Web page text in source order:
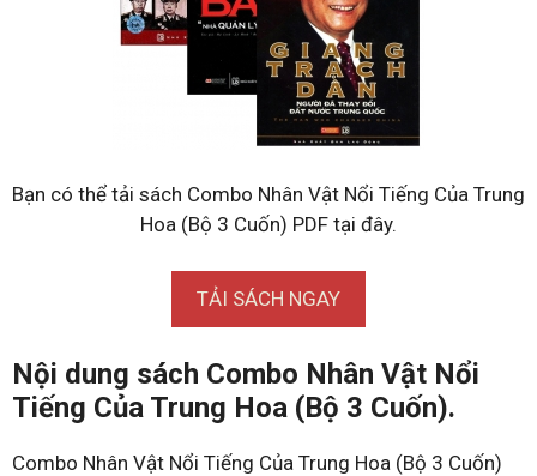
Bạn có thể tải sách Combo Nhân Vật Nổi Tiếng Của Trung
Hoa (Bộ 3 Cuốn) PDF tại đây.
TẢI SÁCH NGAY
Nội dung sách Combo Nhân Vật Nổi
Tiếng Của Trung Hoa (Bộ 3 Cuốn).
Combo Nhân Vật Nổi Tiếng Của Trung Hoa (Bộ 3 Cuốn)